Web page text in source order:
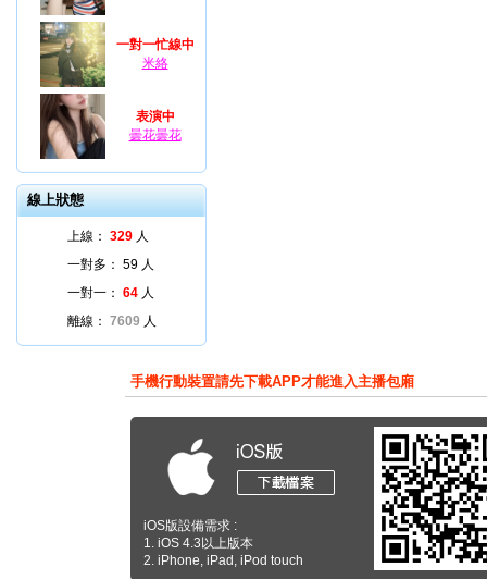
一對一忙線中
米絡
表演中
曇花曇花
線上狀態
上線： 329 人
一對多： 59 人
一對一： 64 人
離線： 7609 人
手機行動裝置請先下載APP才能進入主播包廂
iOS版設備需求 :
1. iOS 4.3以上版本
2. iPhone, iPad, iPod touch